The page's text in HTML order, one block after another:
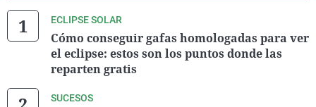
ECLIPSE SOLAR
Cómo conseguir gafas homologadas para ver
el eclipse: estos son los puntos donde las
reparten gratis
SUCESOS